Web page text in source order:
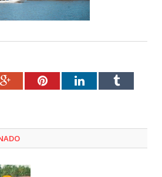
Google+PinterestLinkedInTumblr